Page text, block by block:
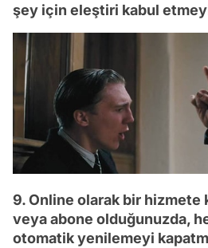
şey için eleştiri kabul
9. Online olarak bir hizmete
veya abone olduğunuzda,
otomatik yenilemeyi